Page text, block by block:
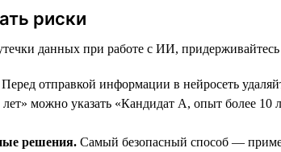
риски
данных при работе с ИИ,
Перед отправкой информации в нейросеть
можно указать «Кандидат А, опыт более 10
решения. Самый безопасный способ —